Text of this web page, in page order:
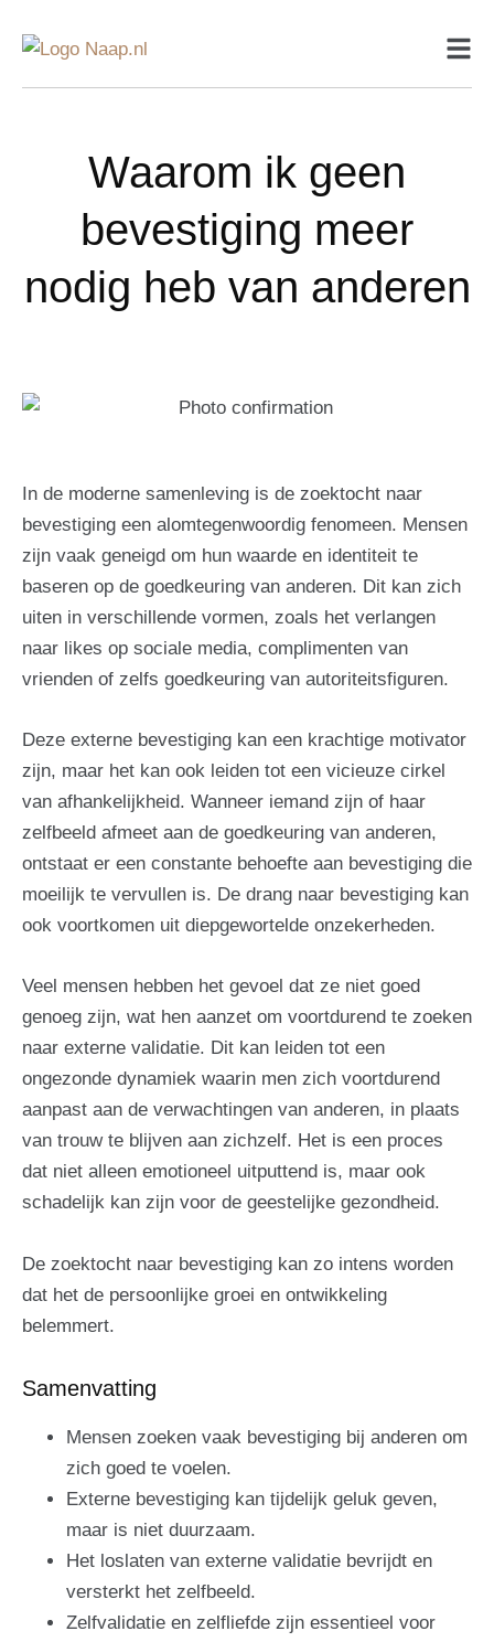
Waarom ik geen
bevestiging meer
nodig heb van anderen
In de moderne samenleving is de zoektocht naar
bevestiging een alomtegenwoordig fenomeen. Mensen
zijn vaak geneigd om hun waarde en identiteit te
baseren op de goedkeuring van anderen. Dit kan zich
uiten in verschillende vormen, zoals het verlangen
naar likes op sociale media, complimenten van
vrienden of zelfs goedkeuring van autoriteitsfiguren.
Deze externe bevestiging kan een krachtige motivator
zijn, maar het kan ook leiden tot een vicieuze cirkel
van afhankelijkheid. Wanneer iemand zijn of haar
zelfbeeld afmeet aan de goedkeuring van anderen,
ontstaat er een constante behoefte aan bevestiging die
moeilijk te vervullen is. De drang naar bevestiging kan
ook voortkomen uit diepgewortelde onzekerheden.
Veel mensen hebben het gevoel dat ze niet goed
genoeg zijn, wat hen aanzet om voortdurend te zoeken
naar externe validatie. Dit kan leiden tot een
ongezonde dynamiek waarin men zich voortdurend
aanpast aan de verwachtingen van anderen, in plaats
van trouw te blijven aan zichzelf. Het is een proces
dat niet alleen emotioneel uitputtend is, maar ook
schadelijk kan zijn voor de geestelijke gezondheid.
De zoektocht naar bevestiging kan zo intens worden
dat het de persoonlijke groei en ontwikkeling
belemmert.
Samenvatting
Mensen zoeken vaak bevestiging bij anderen om
zich goed te voelen.
Externe bevestiging kan tijdelijk geluk geven,
maar is niet duurzaam.
Het loslaten van externe validatie bevrijdt en
versterkt het zelfbeeld.
Zelfvalidatie en zelfliefde zijn essentieel voor